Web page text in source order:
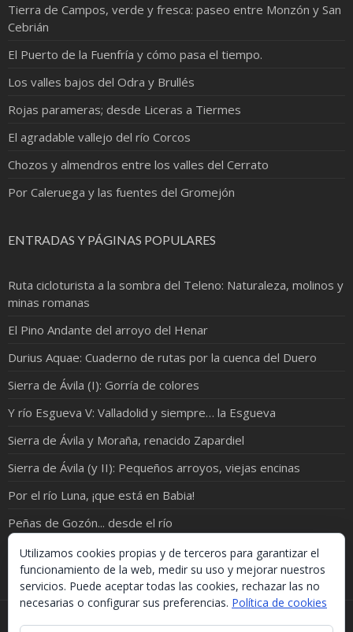
Tierra de Campos, verde y fresca: paseo entre Monzón y San
Cebrián
El Puerto de la Fuenfría y cómo pasa el tiempo.
Los valles bajos del Odra y Brullés
Rojas parameras; desde Liceras a Tiermes
El agradable vallejo del río Corcos
Chozos y almendros entre los valles del Cerrato
Por Caleruega y las fuentes del Gromejón
ENTRADAS Y PÁGINAS POPULARES
Ruta cicloturista a la sombra del Teleno: Naturaleza, molinos y
minas romanas
El Pino Andante del arroyo del Henar
Durius Aquae: Cuaderno de rutas por la cuenca del Duero
Sierra de Ávila (I): Gorría de colores
Y río Esgueva V: Valladolid y siempre… la Esgueva
Sierra de Ávila y Moraña, renacido Zapardiel
Sierra de Ávila (y II): Pequeños arroyos, viejas encinas
Por el río Luna, ¡que está en Babia!
Peñas de Gozón... desde el río
El bajo Corneja: molinos y berrocales
Si necesitas algo de este blog puedes cogerlo, lo único
Utilizamos cookies propias y de terceros para garantizar el
funcionamiento de la web, medir su uso y mejorar nuestros
servicios. Puede aceptar todas las cookies, rechazar las no
necesarias o configurar sus preferencias. Política de cookies